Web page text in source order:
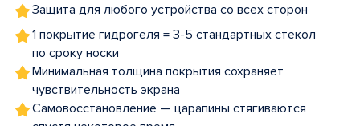
Защита для любого устройства со всех сторон
1 покрытие гидрогеля = 3-5 стандартных стекол
по сроку носки
Минимальная толщина покрытия сохраняет
чувствительность экрана
Самовосстановление — царапины стягиваются